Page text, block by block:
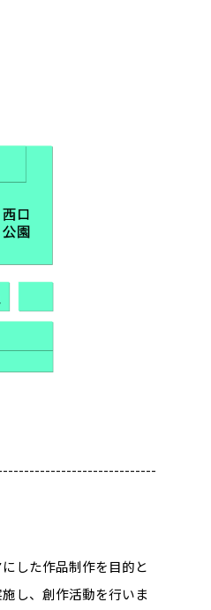
した作品制作を目的と
し、創作活動を行いま